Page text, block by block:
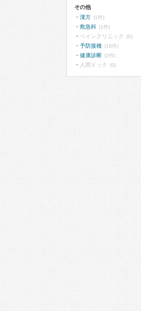
その他
漢方 (1件)
救急科 (1件)
ペインクリニック (0)
予防接種 (18件)
健康診断 (2件)
人間ドック (0)